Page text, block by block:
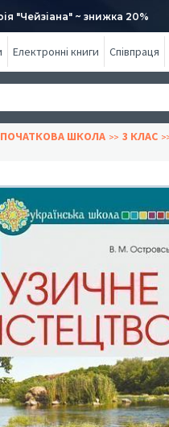
"Чейзіана" ~ знижка 20%
Електронні книги Співпраця
ПОЧАТКОВА ШКОЛА 3 КЛАС